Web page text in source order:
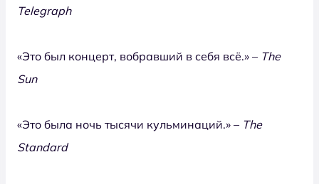
Telegraph
«Это был концерт, вобравший в себя всё.» – The
Sun
«Это была ночь тысячи кульминаций.» – The
Standard